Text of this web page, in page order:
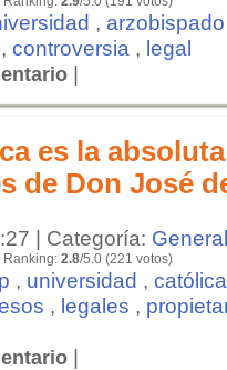
, arzobispado
, controversia , legal
|
es la
de Don José
| Categoría: General
Ranking: 2.8/5.0 (221 votos)
, universidad , católica
, legales ,
|